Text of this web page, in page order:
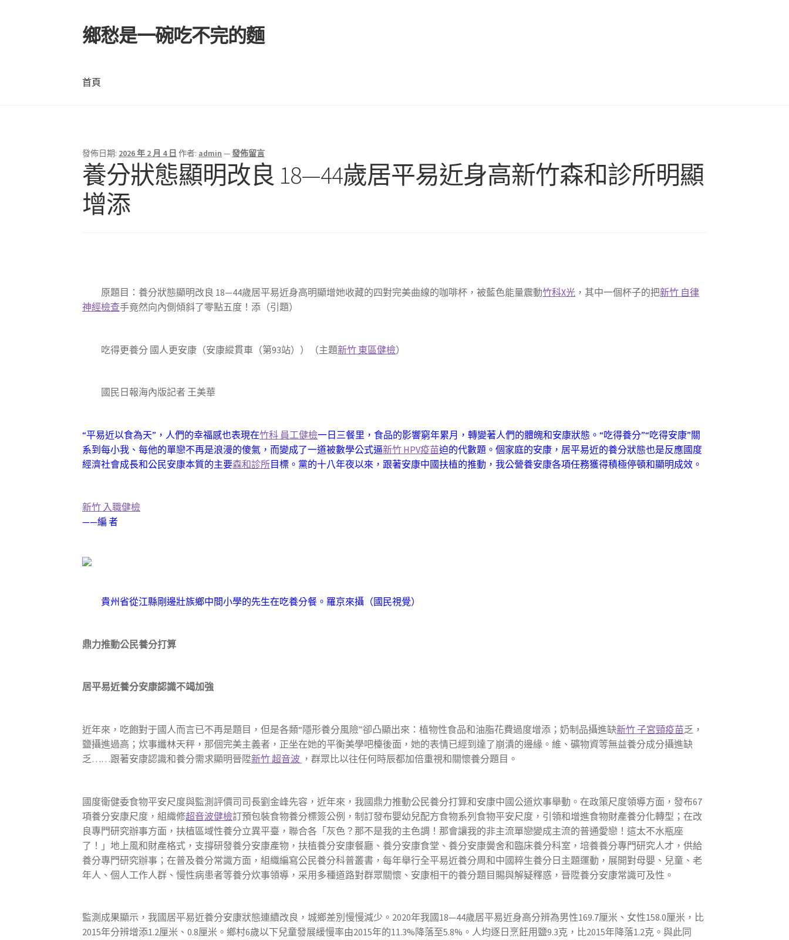
跳
至
覽
列
跳
至
要
內
鄉愁是一碗吃不完的麵
首頁
發佈日期: 2026 年 2 月 4 日 作者: admin —發佈留言
養分狀態顯明改良 18—44歲居平易近身高新竹森和診所明顯
增添
原題目：養分狀態顯明改良 18—44歲居平易近身高明顯增她收藏的四對完美曲線的咖啡杯，被藍色能量震動竹科X光 ，其中一個杯子的把新竹 自律
神經檢查手竟然向內側傾斜了零點五度！添（引題）
吃得更養分 國人更安康（安康縱貫車（第93站））（主題新竹 東區健檢）
國民日報海內版記者 王美華
“平易近以食為天”，人們的幸福感也表現在竹科 員工健檢一日三餐里，食品的影響窮年累月，轉變著人們的體魄和安康狀態。“吃得養分”“吃得安康”關
系到每小我、每他的單戀不再是浪漫的傻氣，而變成了一道被數學公式逼新竹 HPV疫苗迫的代數題。個家庭的安康，居平易近的養分狀態也是反應國度
經濟社會成長和公民安康本質的主要森和診所目標。黨的十八年夜以來，跟著安康中國扶植的推動，我公營養安康各項任務獲得積極停頓和顯明成效。
新竹 入職健檢
——編 者
貴州省從江縣剛邊壯族鄉中間小學的先生在吃養分餐。 羅京來攝（國民視覺）
鼎力推動公民養分打算
居平易近養分安康認識不竭加強
近年來，吃飽對于國人而言已不再是題目，但是各類“隱形養分風險”卻凸顯出來：植物性食品和油脂花費過度增添；奶制品攝進缺新竹 子宮頸疫苗乏，
鹽攝進過高；炊事纖林天秤，那個完美主義者，正坐在她的平衡美學吧檯後面，她的表情已經到達了崩潰的邊緣。維、礦物資等無益養分成分攝進缺
乏……跟著安康認識和養分需求顯明晉陞新竹 超音波 ，群眾比以往任何時辰都加倍重視和關懷養分題目。
國度衛健委食物平安尺度與監測評價司司長劉金峰先容，近年來，我國鼎力推動公民養分打算和安康中國公道炊事舉動。在政策尺度領導方面，發布67
項養分安康尺度，組織修超音波健檢訂預包裝食物養分標簽公例，制訂發布嬰幼兒配方食物系列食物平安尺度，引領和增進食物財產養分化轉型；在改
良專門研究辦事方面，扶植區域性養分立異平臺，聯合各「灰色？那不是我的主色調！那會讓我的非主流單戀變成主流的普通愛戀！這太不水瓶座
了！」地上風和財產格式，支撐研發養分安康產物，扶植養分安康餐廳、養分安康食堂、養分安康黌舍和臨床養分科室，培養養分專門研究人才，供給
養分專門研究辦事；在普及養分常識方面，組織編寫公民養分科普叢書，每年舉行全平易近養分周和中國粹生養分日主題運動，展開對母嬰、兒童、老
年人、個人工作人群、慢性病患者等養分炊事領導，采用多種道路對群眾關懷、安康相干的養分題目賜與解疑釋惑，晉陞養分安康常識可及性。
監測成果顯示，我國居平易近養分安康狀態連續改良，城鄉差別慢慢減少。2020年我國18—44歲居平易近身高分辨為男性169.7厘米、女性158.0厘米，比
2015年分辨增添1.2厘米、0.8厘米。鄉村6歲以下兒童發展緩慢率由2015年的11.3%降落至5.8%。人均逐日烹飪用鹽9.3克，比2015年降落1.2克。與此同